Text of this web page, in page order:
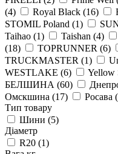
(4)
Royal Black (16)
STOMIL Poland (1)
Taihao (1) Taishan (4)
(18)
TOPRUNNER (6)
TRUCKMASTER (1)
WESTLAKE (6) Yellow
БЕЛШИНА (60)
Омскшина (17) Росава
Тип товару
Шини (5)
Діаметр
R20 (1)